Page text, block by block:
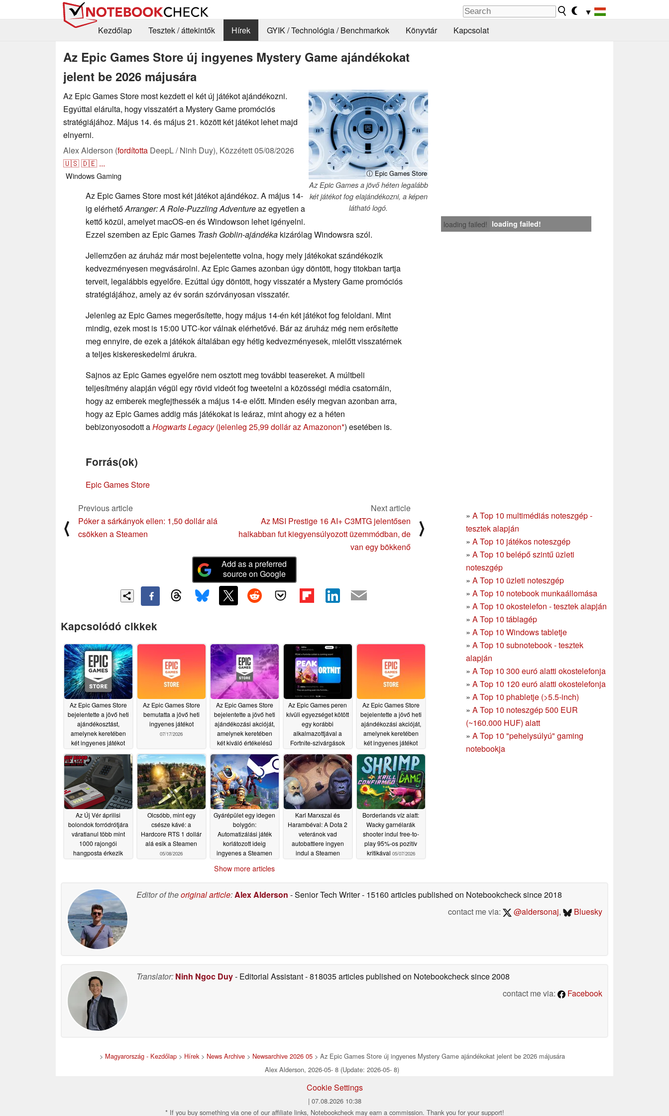
▼
Kezdőlap
Tesztek / áttekintők Hírek GYIK / Technológia / Benchmarkok Könyvtár Kapcsolat
Az Epic Games Store új ingyenes Mystery Game ajándékokat
jelent be 2026 májusára
ⓘ Epic Games Store
Az Epic Games a jövő héten legalább
két játékot fog elajándékozni, a képen
látható logó.
Az Epic Games Store most kezdett el két új játékot ajándékozni.
Egyúttal elárulta, hogy visszatért a Mystery Game promóciós
stratégiájához. Május 14. és május 21. között két játékot lehet majd
elnyerni.
Alex Alderson (fordította DeepL / Ninh Duy), Közzétett05/08/2026
🇺🇸🇩🇪 ...
WindowsGaming
loading failed! loading failed!
Az Epic Games Store most két játékot ajándékoz. A május 14-
ig elérhetőArranger: A Role-Puzzling Adventureaz egyetlen a
kettő közül, amelyet macOS-en és Windowson lehet igényelni.
Ezzel szemben az Epic Games Trash Goblin-ajándéka kizárólag Windowsra szól.
Jellemzően az áruház már most bejelentette volna, hogy mely játékokat szándékozik
kedvezményesen megvásárolni. Az Epic Games azonban úgy döntött, hogy titokban tartja
terveit, legalábbis egyelőre. Ezúttal úgy döntött, hogy visszatér a Mystery Game promóciós
stratégiájához, amely az év során szórványosan visszatér.
Jelenleg az Epic Games megerősítette, hogy május 14-én két játékot fog feloldani. Mint
mindig, ezek most is 15:00 UTC-kor válnak elérhetővé. Bár az áruház még nem erősítette
meg ennyire, de ezek a játékok általában egy hétig kedvezményesek, mielőtt visszatérnek
a teljes kiskereskedelmi árukra.
Sajnos az Epic Games egyelőre nem osztott meg további teasereket. A múltbeli
teljesítmény alapján végül egy rövid videót fog tweetelni a közösségi média csatornáin,
hogy az emberek megfejthessék a május 14-e előtt. Minden esély megvan azonban arra,
hogy az Epic Games addig más játékokat is leáraz, mint ahogy ez a héten
bebizonyosodott aHogwartsLegacy (jelenleg 25,99 dollár az Amazonon ) esetében is.
Forrás(ok)
Epic Games Store
» A Top 10 multimédiás noteszgép -
tesztek alapján
» A Top 10 játékos noteszgép
» A Top 10 belépő szintű üzleti
noteszgép
» A Top 10 üzleti noteszgép
» A Top 10 notebook munkaállomása
» A Top 10 okostelefon - tesztek alapján
» A Top 10 táblagép
» A Top 10 Windows tabletje
» A Top 10 subnotebook - tesztek
alapján
» A Top 10 300 euró alatti okostelefonja
» A Top 10 120 euró alatti okostelefonja
» A Top 10 phabletje (>5.5-inch)
» A Top 10 noteszgép 500 EUR
(~160.000 HUF) alatt
» A Top 10 "pehelysúlyú" gaming
notebookja
⟨
Previous article
Póker a sárkányok ellen: 1,50 dollár alá
csökken a Steamen
Next article
Az MSI Prestige 16 AI+ C3MTG jelentősen
halkabban fut kiegyensúlyozott üzemmódban, de
van egy bökkenő
⟩
Add as a preferred
source on Google
Kapcsolódó cikkek
Az Epic Games Store
bejelentette a jövő heti
ajándékosztást,
amelynek keretében
két ingyenes játékot
07/31/2026
Az Epic Games Store
bemutatta a jövő heti
ingyenes játékot
07/17/2026
Az Epic Games Store
bejelentette a jövő heti
ajándékozási akcióját,
amelynek keretében
két kiváló értékelésű
osztanak ki 07/10/2026
Az Epic Games peren
kívüli egyezséget kötött
egy korábbi
alkalmazottjával a
Fortnite-szivárgások
07/10/2026
Az Epic Games Store
bejelentette a jövő heti
ajándékozási akcióját,
amelynek keretében
két ingyenes játékot
07/03/2026
Az Új Vér áprilisi
bolondok forródrótjára
váratlanul több mint
1000 rajongói
hangposta érkezik
Olcsóbb, mint egy
csésze kávé: a
Hardcore RTS 1 dollár
alá esik a Steamen
05/08/2026
Gyárépület egy idegen
bolygón:
Automatizálási játék
korlátozott ideig
ingyenes a Steamen
Karl Marxszal és
Harambéval: A Dota 2
veteránok vad
autobattlere ingyen
indul a Steamen
Borderlands víz alatt:
Wacky garnélarák
shooter indul free-to-
play 95%-os pozitív
kritikával 05/07/2026
Show more articles
Editor of theoriginal article:Alex Alderson - Senior Tech Writer- 15160 articles published on Notebookchecksince 2018
contact me via:
@aldersonaj, Bluesky
Translator: Ninh Ngoc Duy- Editorial Assistant- 818035 articles published on Notebookchecksince 2008
contact me via:
Facebook
> Magyarország - Kezdőlap> Hírek> News Archive> Newsarchive 2026 05> Az Epic Games Store új ingyenes Mystery Game ajándékokat jelent be 2026 májusára
Alex Alderson, 2026-05- 8 (Update: 2026-05- 8)
Cookie Settings
| 07.08.2026 10:38
* If you buy something via one of our affiliate links, Notebookcheck may earn a commission. Thank you for your support!